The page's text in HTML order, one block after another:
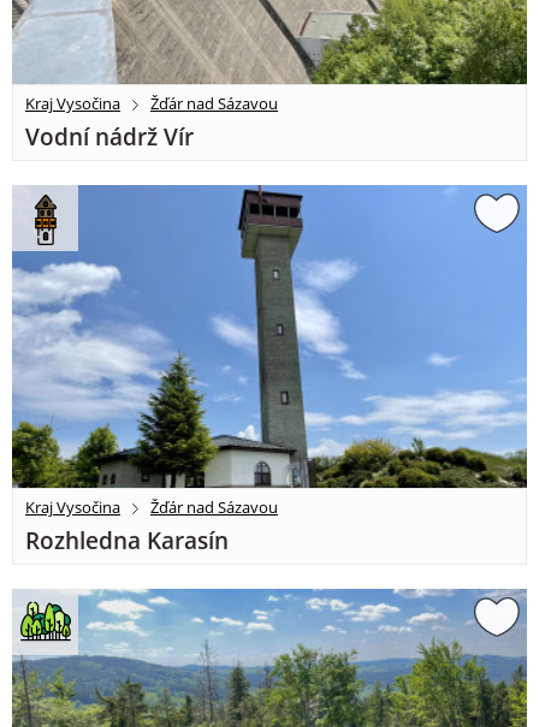
Kraj Vysočina Žďár nad Sázavou
Vodní nádrž Vír
Kraj Vysočina Žďár nad Sázavou
Rozhledna Karasín